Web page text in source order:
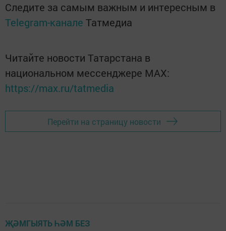
Следите за самым важным и интересным в
Telegram-канале Татмедиа
Читайте новости Татарстана в
национальном мессенджере MАХ:
https://max.ru/tatmedia
Перейти на страницу новости
ҖӘМГЫЯТЬ ҺӘМ БЕЗ